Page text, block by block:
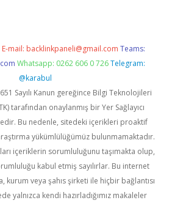
E-mail: backlinkpaneli@gmail.com Teams:
Whatsapp: 0262 606 0 726 Telegram:
@karabul
Sayılı Kanun gereğince Bilgi Teknolojileri
tarafından onaylanmış bir Yer Sağlayıcı
Bu nedenle, sitedeki içerikleri proaktif
yükümlülüğümüz bulunmamaktadır.
içeriklerin sorumluluğunu taşımakta olup,
kabul etmiş sayılırlar. Bu internet
kurum veya şahıs şirketi ile hiçbir bağlantısı
yalnızca kendi hazırladığımız makaleler